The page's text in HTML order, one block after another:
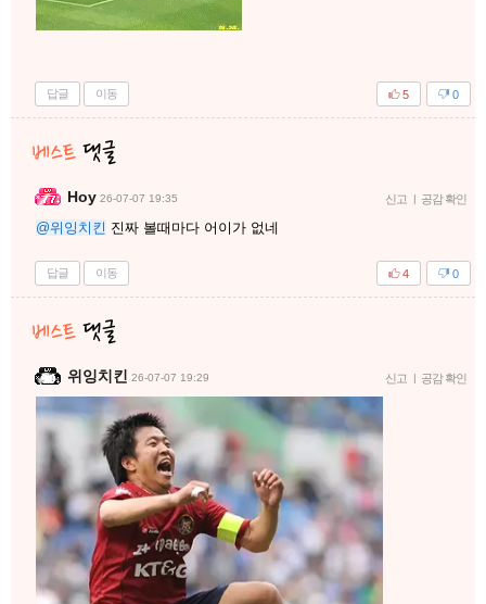
답글 이동 0
5
Hoy 26-07-07 19:35 신고 | 공감 확인
@위잉치킨 진짜 볼때마다 어이가 없네
답글 이동 0
4
위잉치킨 26-07-07 19:29 신고 | 공감 확인